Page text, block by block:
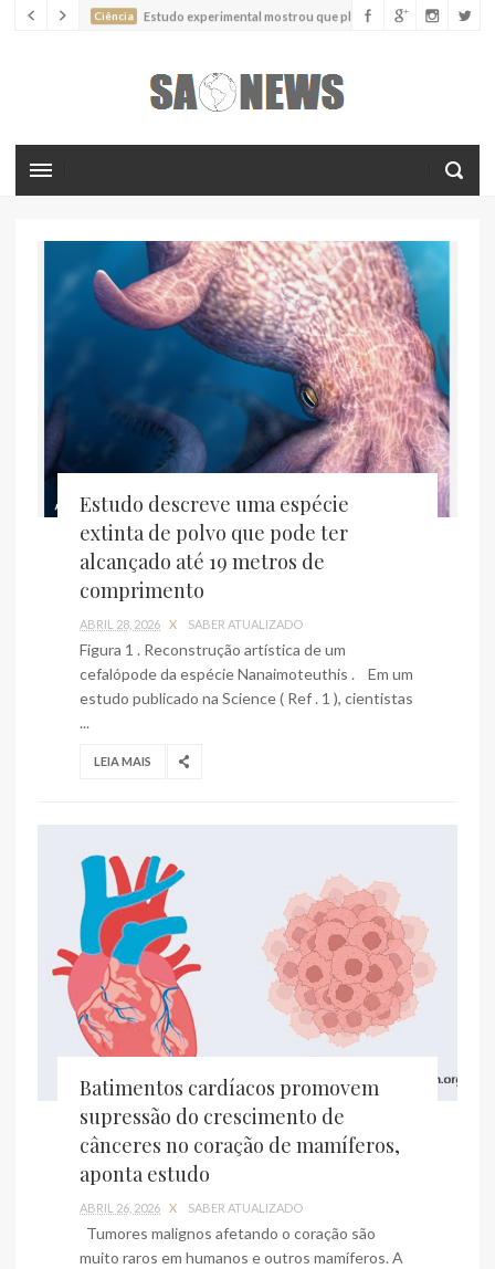
Ciência Estudo experimental mostrou que plantas podem
Estudo descreve uma espécie extinta de polvo que pode
ter alcançado até 19 metros de comprimento
crescimento de cânceres no coração de mamíferos, aponta estudo
Ciência Estudo reportou o que parece ser a primeira "formiga
Nova espécie descrita de aranha usa uma sofisticada
armadilha de teia para capturar formigas
Estudo descreve uma espécie
extinta de polvo que pode ter
alcançado até 19 metros de
comprimento
ABRIL 28, 2026 X SABER ATUALIZADO
Figura 1 . Reconstrução artística de um
cefalópode da espécie Nanaimoteuthis . Em um
estudo publicado na Science ( Ref . 1 ), cientistas
...
LEIA MAIS
Batimentos cardíacos promovem
supressão do crescimento de
cânceres no coração de mamíferos,
aponta estudo
ABRIL 26, 2026 X SABER ATUALIZADO
Tumores malignos afetando o coração são
muito raros em humanos e outros mamíferos. A